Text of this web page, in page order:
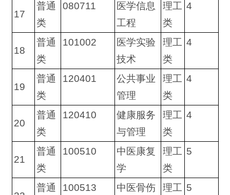
17
普通
类
080711
医学信息
工程
理工
类
4
18
普通
类
101002
医学实验
技术
理工
类
4
19
普通
类
120401
公共事业
管理
理工
类
4
20
普通
类
120410
健康服务
与管理
理工
类
4
21
普通
类
100510
中医康复
学
理工
类
5
普通
100513
中医骨伤
理工 5